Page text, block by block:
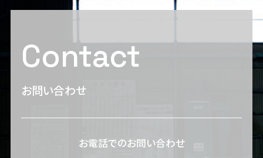
Contact
お問い合わせ
お電話でのお問い合わせ